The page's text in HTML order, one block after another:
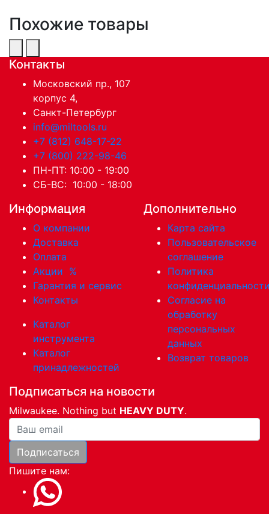
Похожие товары
Контакты
Московский пр., 107
корпус 4,
Санкт-Петербург
info@miltools.ru
+7 (812) 648-17-22
+7 (800) 222-98-46
ПН-ПТ: 10:00 - 19:00
СБ-ВС: 10:00 - 18:00
Информация
О компании
Доставка
Оплата
Акции %
Гарантия и сервис
Контакты
Каталог
инструмента
Каталог
принадлежностей
Дополнительно
Карта сайта
Пользовательское
соглашение
Политика
Согласие на
обработку
персональных
данных
Возврат товаров
Подписаться на новости
Milwaukee. Nothing but HEAVY DUTY.
Ваша почта
Подписаться
Пишите нам: